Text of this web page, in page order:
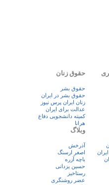
حقوق زنان
حقوق بشر
حقوق بشر در ایران
زنان ايران پرس نيوز
عدالت برای ایران
کمیته دانشجویی دفاع
هرانا
وبلاگ
آذرخش
اصغر ارسنگ
باچه آزره
حسین یزدانی
رستاخیز
عضر روشنگری